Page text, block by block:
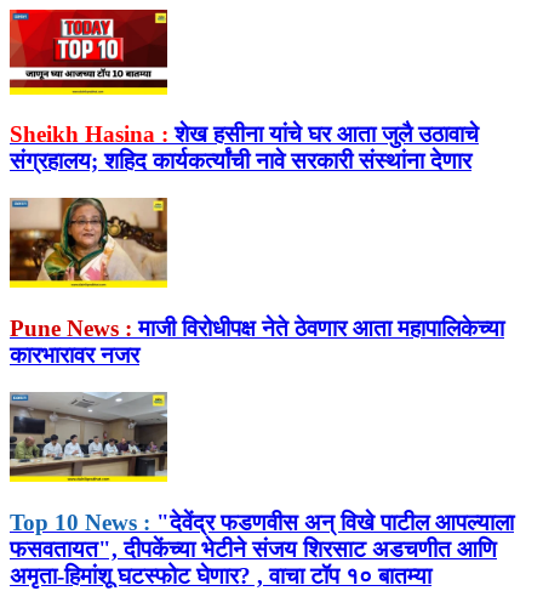
Sheikh Hasina : शेख हसीना यांचे घर आता जुलै उठावाचे
संग्रहालय; शहिद कार्यकर्त्यांची नावे सरकारी संस्थांना देणार
Pune News : माजी विरोधीपक्ष नेते ठेवणार आता महापालिकेच्या
कारभारावर नजर
Top 10 News : "देवेंद्र फडणवीस अन् विखे पाटील आपल्याला
फसवतायत", दीपकेंच्या भेटीने संजय शिरसाट अडचणीत आणि
अमृता-हिमांशू घटस्फोट घेणार? , वाचा टॉप १० बातम्या